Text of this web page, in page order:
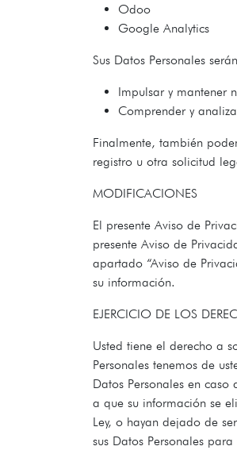
Odoo
Google Analytics
Sus Datos Personales
Impulsar y mantener
Comprender y
Finalmente, también
registro u otra solicitud
MODIFICACIONES
El presente Aviso de
presente Aviso de
apartado “Aviso de
su información.
EJERCICIO DE LOS
Usted tiene el derecho a
Personales tenemos de
Datos Personales en
a que su información se
Ley, o hayan dejado de
sus Datos Personales